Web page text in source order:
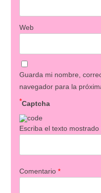
Web
Guarda mi nombre,
navegador para la
Captcha
*
Escriba el texto mostrado
Comentario *